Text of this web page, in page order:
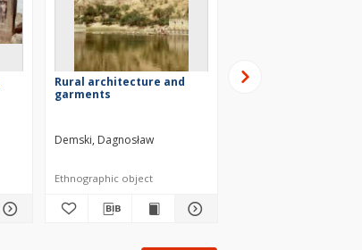
Rural architecture and
garments
Demski, Dagnosław
Ethnographic object
Rural architecture